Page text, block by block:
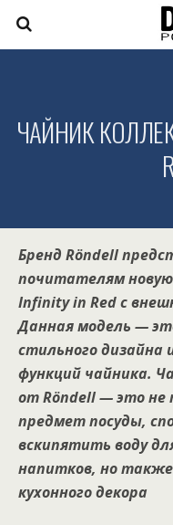
ЧАЙНИК
Бренд Röndell
почитателям новую
Infinity in Red с
Данная модель —
стильного дизайна
функций чайника.
от Röndell — это не
предмет посуды,
вскипятить воду
напитков, но
кухонного декора